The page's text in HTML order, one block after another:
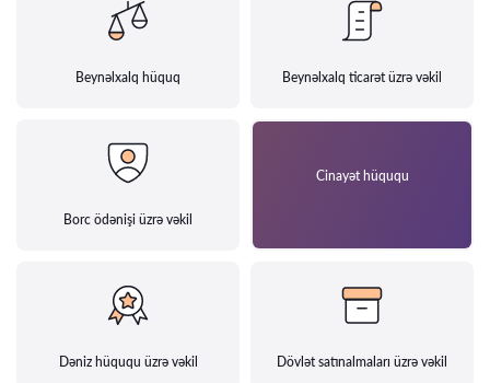
Beynəlxalq hüquq Beynəlxalq ticarət üzrə vəkil
Borc ödənişi üzrə vəkil
Cinayət hüququ
Dəniz hüququ üzrə vəkil Dövlət satınalmaları üzrə vəkil